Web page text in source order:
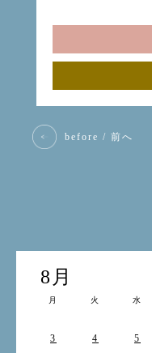
before / 前へ
8月
月 火 水
3
4 5